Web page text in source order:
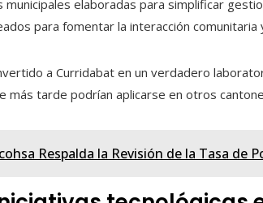
municipales elaboradas para simplificar
para fomentar la interacción comunitaria
a Curridabat en un verdadero
más tarde podrían aplicarse en otros
Respalda la Revisión de la Tasa de